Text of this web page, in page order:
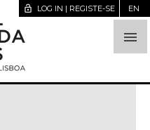

lock_open LOG IN | REGISTE-SE EN